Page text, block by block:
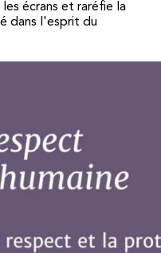
écrans et raréfie la
dans l'esprit du